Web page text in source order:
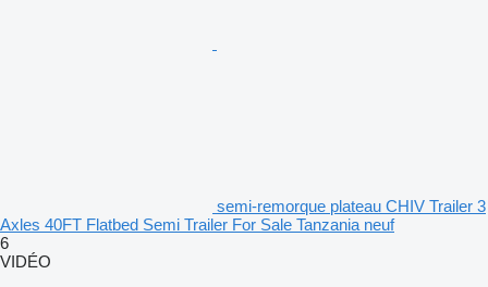
semi-remorque plateau CHIV Trailer 3
Axles 40FT Flatbed Semi Trailer For Sale Tanzania neuf
6
VIDÉO